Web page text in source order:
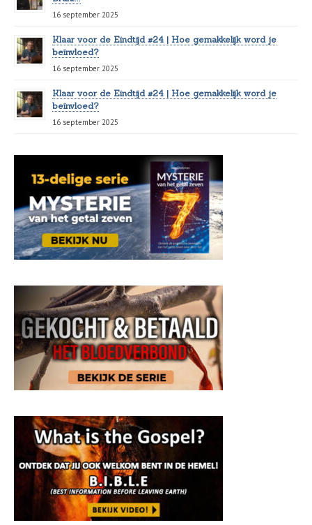
16 september 2025
Klaar voor de Eindtijd #24 | Hoe gemakkelijk word je
beïnvloed?
16 september 2025
Klaar voor de Eindtijd #24 | Hoe gemakkelijk word je
beïnvloed?
16 september 2025